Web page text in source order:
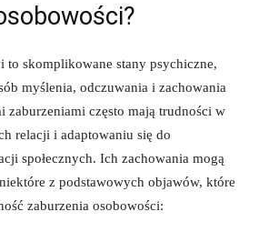
to skomplikowane stany psychiczne,
myślenia, odczuwania i zachowania
zaburzeniami często mają‌ trudności w
relacji i⁢ adaptowaniu się do
społecznych. Ich zachowania mogą
z podstawowych objawów,⁤ które
zaburzenia ‌osobowości: